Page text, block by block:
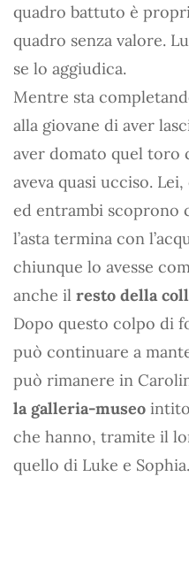
quadro battuto è
quadro senza valore.
se lo aggiudica.
Mentre sta
alla giovane di aver
aver domato quel toro
aveva quasi ucciso.
ed entrambi scoprono
l’asta termina con
chiunque lo avesse
anche il resto della
Dopo questo colpo di
può continuare a
può rimanere in
la galleria-museo
che hanno, tramite il
quello di Luke e Sophia.